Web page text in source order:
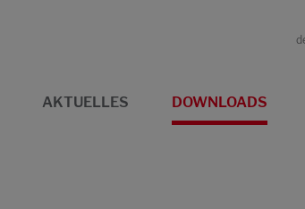
AKTUELLES DOWNLOADS